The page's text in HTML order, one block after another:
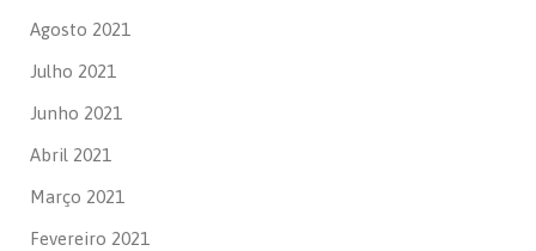
Agosto 2021
Julho 2021
Junho 2021
Abril 2021
Março 2021
Fevereiro 2021